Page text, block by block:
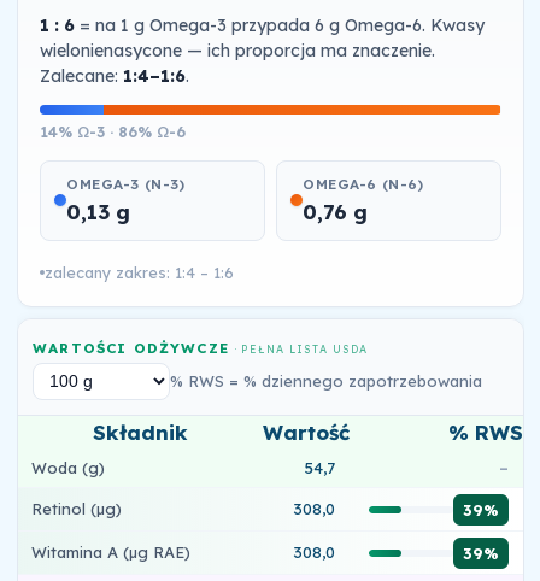
1 : 6= na 1 g Omega-3 przypada 6 g Omega-6. Kwasy
wielonienasycone — ich proporcja ma znaczenie.
Zalecane: 1:4–1:6.
14% Ω-3 · 86% Ω-6
OMEGA-3 (N-3)
0,13 g
OMEGA-6 (N-6)
0,76 g
zalecany zakres: 1:4 – 1:6
WARTOŚCI ODŻYWCZE· PEŁNA LISTA USDA
% RWS = % dziennego zapotrzebowania
Składnik Wartość % RWS
Woda (g) 54,7 –
Retinol (µg) 308,0 39%
Witamina A (µg RAE) 308,0 39%